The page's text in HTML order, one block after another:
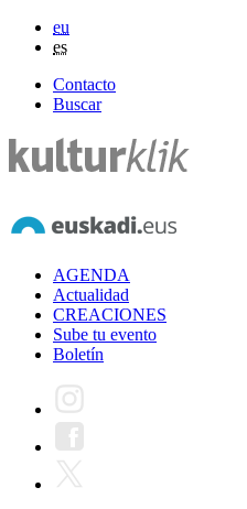
eu
es
Contacto
Buscar
AGENDA
Actualidad
CREACIONES
Sube tu evento
Boletín